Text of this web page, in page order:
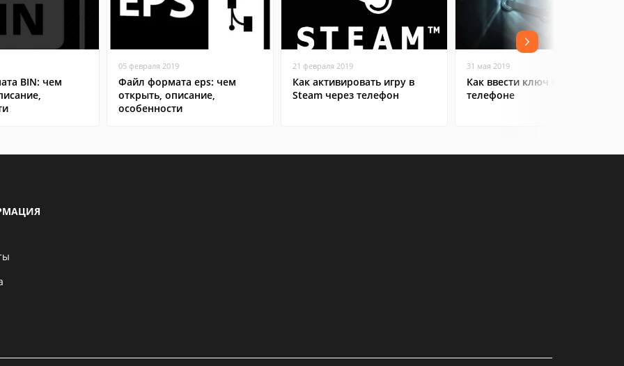
BIN: чем
05 февраля 2019
Файл формата eps: чем
открыть, описание,
особенности
21 февраля 2019
Как активировать игру в
Steam через телефон
31 мая 2019
Как ввести ключ в Steam на
телефоне